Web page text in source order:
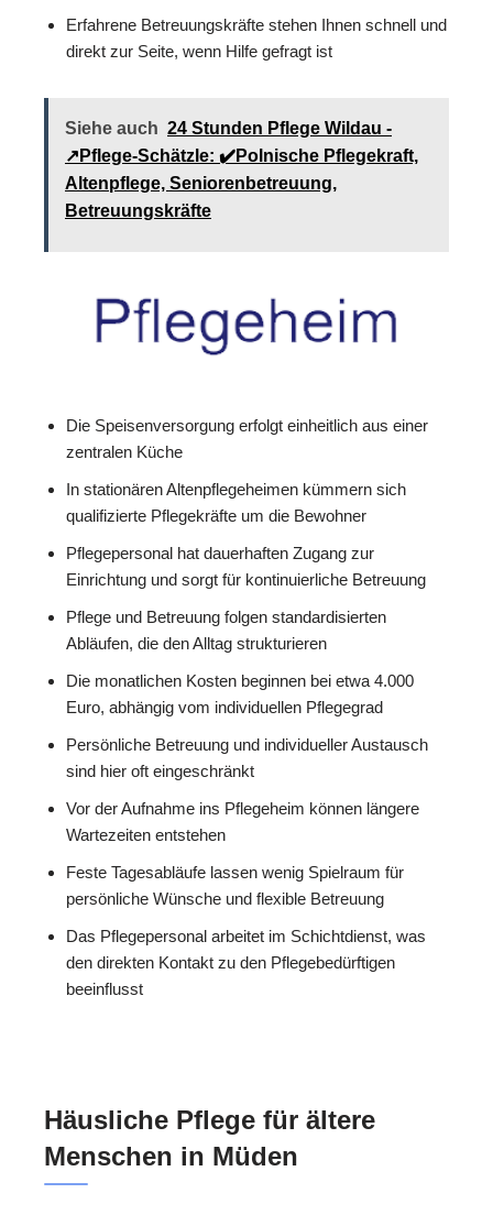
Erfahrene Betreuungskräfte stehen Ihnen schnell und
direkt zur Seite, wenn Hilfe gefragt ist
Siehe auch 24 Stunden Pflege Wildau -
↗️Pflege-Schätzle: ✔️Polnische Pflegekraft,
Altenpflege, Seniorenbetreuung,
Betreuungskräfte
Die Speisenversorgung erfolgt einheitlich aus einer
zentralen Küche
In stationären Altenpflegeheimen kümmern sich
qualifizierte Pflegekräfte um die Bewohner
Pflegepersonal hat dauerhaften Zugang zur
Einrichtung und sorgt für kontinuierliche Betreuung
Pflege und Betreuung folgen standardisierten
Abläufen, die den Alltag strukturieren
Die monatlichen Kosten beginnen bei etwa 4.000
Euro, abhängig vom individuellen Pflegegrad
Persönliche Betreuung und individueller Austausch
sind hier oft eingeschränkt
Vor der Aufnahme ins Pflegeheim können längere
Wartezeiten entstehen
Feste Tagesabläufe lassen wenig Spielraum für
persönliche Wünsche und flexible Betreuung
Das Pflegepersonal arbeitet im Schichtdienst, was
den direkten Kontakt zu den Pflegebedürftigen
beeinflusst
Häusliche Pflege für ältere
Menschen in Müden